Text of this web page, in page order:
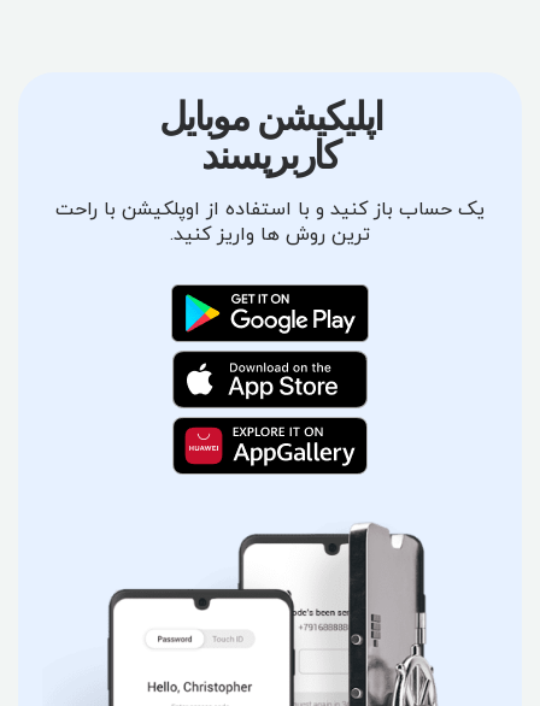
اپلیکیشن موبایل
کاربرپسند
یک حساب باز کنید و با استفاده از اوپلکیشن با راحت
ترین روش ها واریز کنید.